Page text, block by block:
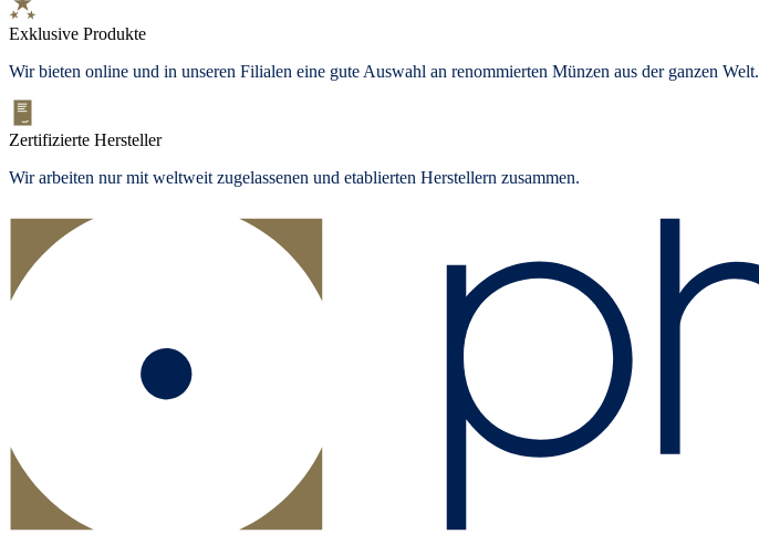
Exklusive Produkte
Wir bieten online und in unseren Filialen eine gute Auswahl an renommierten Münzen aus der ganzen Welt.
Zertifizierte Hersteller
Wir arbeiten nur mit weltweit zugelassenen und etablierten Herstellern zusammen.